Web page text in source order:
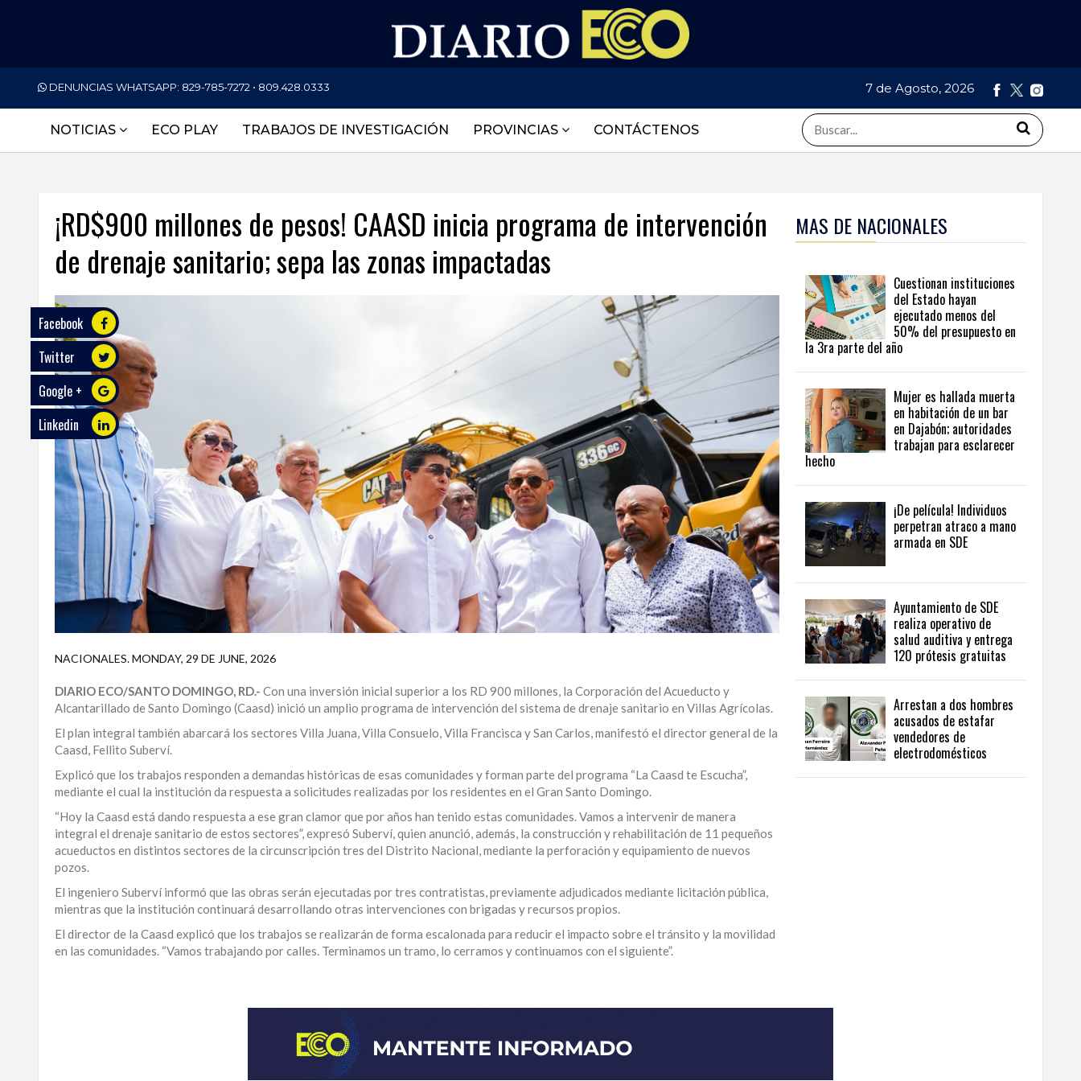
DENUNCIAS WHATSAPP: 829-785-7272 • 809.428.0333 7 de Agosto, 2026
NOTICIAS ECO PLAY TRABAJOS DE INVESTIGACIÓN PROVINCIAS CONTÁCTENOS
NACIONALES
ECONOMÍA
DEPORTES
SALUD
TECNOLOGÍA
ECO
PLAY
TRABAJOS
INVESTIGACIÓN
PROVINCIAS
DISTRITO
NACIONAL
SANTO
SANTIAGO
JUAN
ALTAGRACIA
PUERTO
PLATA
CONTÁCTENOS
¡RD$900 millones de pesos! CAASD inicia programa de intervención
de drenaje sanitario; sepa las zonas impactadas
Facebook
Twitter
Google +
Linkedin
NACIONALES.MONDAY, 29 DE JUNE, 2026
DIARIO ECO/SANTO DOMINGO, RD.- Con una inversión inicial superior a los RD 900 millones, la Corporación del Acueducto y
Alcantarillado de Santo Domingo (Caasd) inició un amplio programa de intervención del sistema de drenaje sanitario en Villas Agrícolas.
El plan integral también abarcará los sectores Villa Juana, Villa Consuelo, Villa Francisca y San Carlos, manifestó el director general de la
Caasd, Fellito Suberví.
Explicó que los trabajos responden a demandas históricas de esas comunidades y forman parte del programa “La Caasd te Escucha”,
mediante el cual la institución da respuesta a solicitudes realizadas por los residentes en el Gran Santo Domingo.
“Hoy la Caasd está dando respuesta a ese gran clamor que por años han tenido estas comunidades. Vamos a intervenir de manera
integral el drenaje sanitario de estos sectores”, expresó Suberví, quien anunció, además, la construcción y rehabilitación de 11 pequeños
acueductos en distintos sectores de la circunscripción tres del Distrito Nacional, mediante la perforación y equipamiento de nuevos
pozos.
El ingeniero Suberví informó que las obras serán ejecutadas por tres contratistas, previamente adjudicados mediante licitación pública,
mientras que la institución continuará desarrollando otras intervenciones con brigadas y recursos propios.
El director de la Caasd explicó que los trabajos se realizarán de forma escalonada para reducir el impacto sobre el tránsito y la movilidad
en las comunidades. “Vamos trabajando por calles. Terminamos un tramo, lo cerramos y continuamos con el siguiente”.
MAS DE NACIONALES
Cuestionan instituciones
del Estado hayan
ejecutado menos del
50% del presupuesto en
la 3ra parte del año
Mujer es hallada muerta
en habitación de un bar
en Dajabón; autoridades
trabajan para esclarecer
hecho
¡De película! Individuos
perpetran atraco a mano
armada en SDE
Ayuntamiento de SDE
realiza operativo de
salud auditiva y entrega
120 prótesis gratuitas
Arrestan a dos hombres
acusados de estafar
vendedores de
electrodomésticos